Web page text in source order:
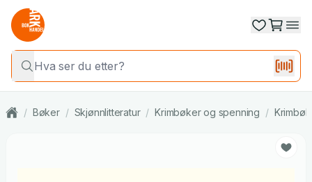
/ Bøker / Skjønnlitteratur / Krimbøker og spenning /